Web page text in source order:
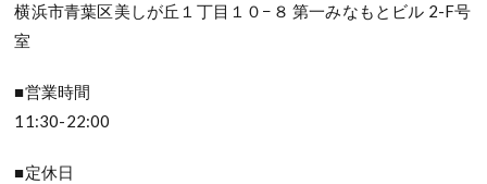
横浜市青葉区美しが丘１丁目１０−８ 第一みなもとビル 2-F号
室
■営業時間
11:30-22:00
■定休日